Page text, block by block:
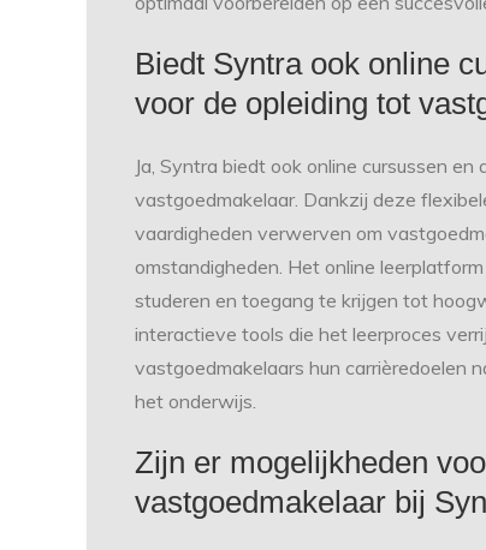
Biedt Syntra ook online
voor de opleiding tot
Ja, Syntra biedt ook online cursussen
vastgoedmakelaar. Dankzij deze
vaardigheden verwerven om
omstandigheden. Het online
studeren en toegang te krijgen tot
interactieve tools die het leerproces
vastgoedmakelaars hun carrièredoelen
het onderwijs.
Zijn er mogelijkheden
vastgoedmakelaar bij